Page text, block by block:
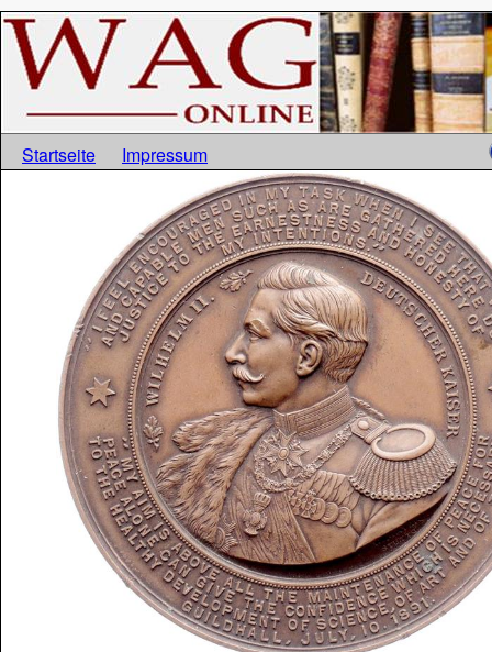
Startseite Impressum